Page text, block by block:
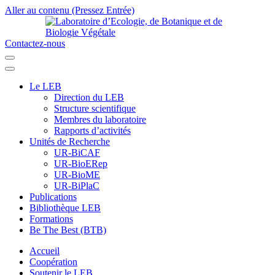
Aller au contenu (Pressez Entrée)
Contactez-nous
Le LEB
Direction du LEB
Structure scientifique
Membres du laboratoire
Rapports d’activités
Unités de Recherche
UR-BiCAF
UR-BioERep
UR-BioME
UR-BiPlaC
Publications
Bibliothèque LEB
Formations
Be The Best (BTB)
Accueil
Coopération
Soutenir le LEB